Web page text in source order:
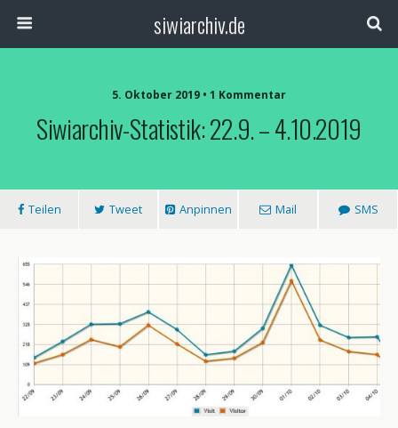
siwiarchiv.de
5. Oktober 2019 • 1 Kommentar
Siwiarchiv-Statistik: 22.9. – 4.10.2019
Teilen Tweet Anpinnen Mail SMS